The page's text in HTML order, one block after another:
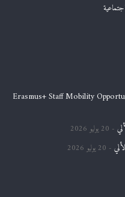
Erasmus+ Staff Mobility
20 يوليو 2026
20 يوليو 2026